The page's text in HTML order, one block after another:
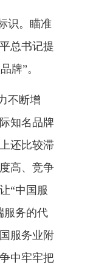
总书
态、
将以
化进
：新疆乌恰县政务服务
安备65302402000101号
电话：0908-4621030